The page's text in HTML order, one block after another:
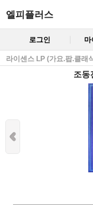
엘피플러스
로그인 마
라이센스 LP (가요.팝.클래
조동